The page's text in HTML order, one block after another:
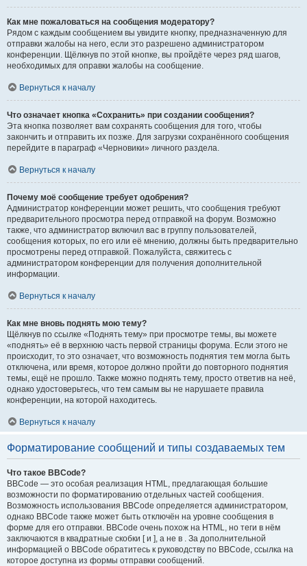
Как мне пожаловаться на сообщения модератору?
Рядом с каждым сообщением вы увидите кнопку, предназначенную для
отправки жалобы на него, если это разрешено администратором
конференции. Щёлкнув по этой кнопке, вы пройдёте через ряд шагов,
необходимых для оправки жалобы на сообщение.
Вернуться к началу
Что означает кнопка «Сохранить» при создании сообщения?
Эта кнопка позволяет вам сохранять сообщения для того, чтобы
закончить и отправить их позже. Для загрузки сохранённого сообщения
перейдите в параграф «Черновики» личного раздела.
Вернуться к началу
Почему моё сообщение требует одобрения?
Администратор конференции может решить, что сообщения требуют
предварительного просмотра перед отправкой на форум. Возможно
также, что администратор включил вас в группу пользователей,
сообщения которых, по его или её мнению, должны быть предварительно
просмотрены перед отправкой. Пожалуйста, свяжитесь с
администратором конференции для получения дополнительной
информации.
Вернуться к началу
Как мне вновь поднять мою тему?
Щёлкнув по ссылке «Поднять тему» при просмотре темы, вы можете
«поднять» её в верхнюю часть первой страницы форума. Если этого не
происходит, то это означает, что возможность поднятия тем могла быть
отключена, или время, которое должно пройти до повторного поднятия
темы, ещё не прошло. Также можно поднять тему, просто ответив на неё,
однако удостоверьтесь, что тем самым вы не нарушаете правила
конференции, на которой находитесь.
Вернуться к началу
Форматирование сообщений и типы создаваемых тем
Что такое BBCode?
BBCode — это особая реализация HTML, предлагающая большие
возможности по форматированию отдельных частей сообщения.
Возможность использования BBCode определяется администратором,
однако BBCode также может быть отключён на уровне сообщения в
форме для его отправки. BBCode очень похож на HTML, но теги в нём
заключаются в квадратные скобки [ и ], а не в . За дополнительной
информацией о BBCode обратитесь к руководству по BBCode, ссылка на
которое доступна из формы отправки сообщений.